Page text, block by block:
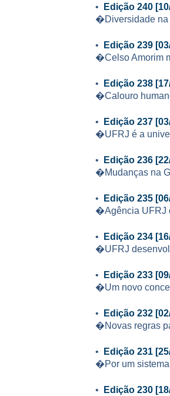
• Edição 240
�Diversidade
• Edição 239
�Celso Amorim
• Edição 238
�Calouro
• Edição 237
�UFRJ é a
• Edição 236
�Mudanças na
• Edição 235
�Agência UFRJ
• Edição 234
�UFRJ
• Edição 233
�Um novo
• Edição 232
�Novas regras
• Edição 231
�Por um
• Edição 230